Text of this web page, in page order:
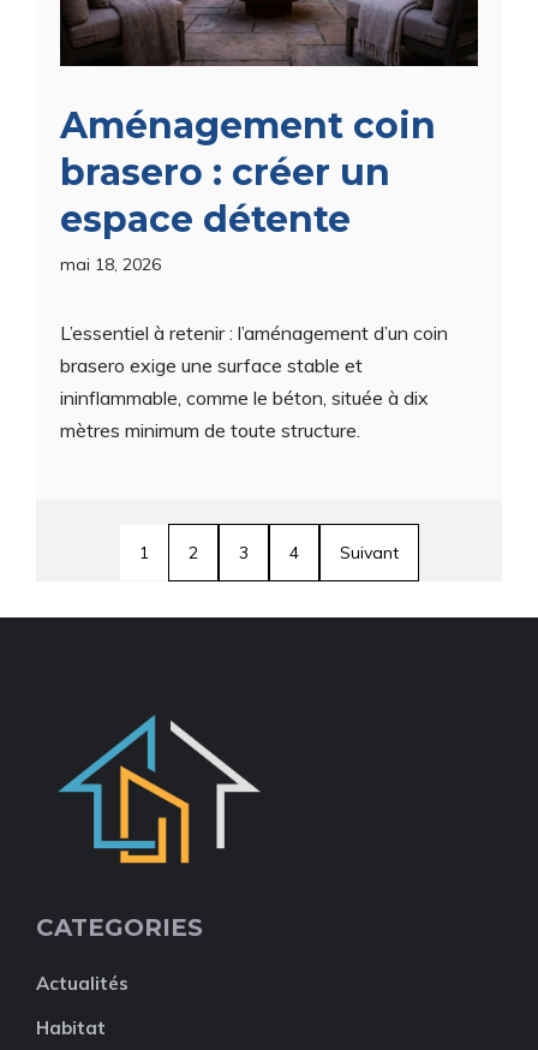
Aménagement coin
brasero : créer un
espace détente
mai 18, 2026
L’essentiel à retenir : l’aménagement d’un coin
brasero exige une surface stable et
ininflammable, comme le béton, située à dix
mètres minimum de toute structure.
1 2 3 4 Suivant
CATEGORIES
Actualités
Habitat